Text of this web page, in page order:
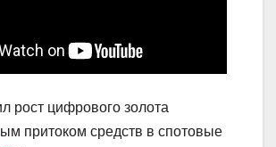
рост цифрового золота
притоком средств в спотовые